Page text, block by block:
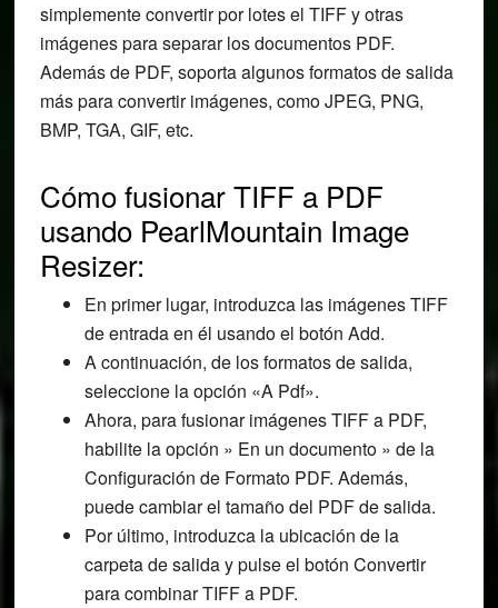
simplemente convertir por lotes el TIFF y otras
imágenes para separar los documentos PDF.
Además de PDF, soporta algunos formatos de salida
más para convertir imágenes, como JPEG, PNG,
BMP, TGA, GIF, etc.
Cómo fusionar TIFF a PDF
usando PearlMountain Image
Resizer:
En primer lugar, introduzca las imágenes TIFF
de entrada en él usando el botón Add.
A continuación, de los formatos de salida,
seleccione la opción «A Pdf».
Ahora, para fusionar imágenes TIFF a PDF,
habilite la opción » En un documento » de la
Configuración de Formato PDF. Además,
puede cambiar el tamaño del PDF de salida.
Por último, introduzca la ubicación de la
carpeta de salida y pulse el botón Convertir
para combinar TIFF a PDF.